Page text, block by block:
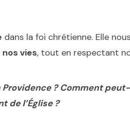
dans la foi chrétienne. Elle
vies, tout en respectant
? Comment peut-
de l’Église ?